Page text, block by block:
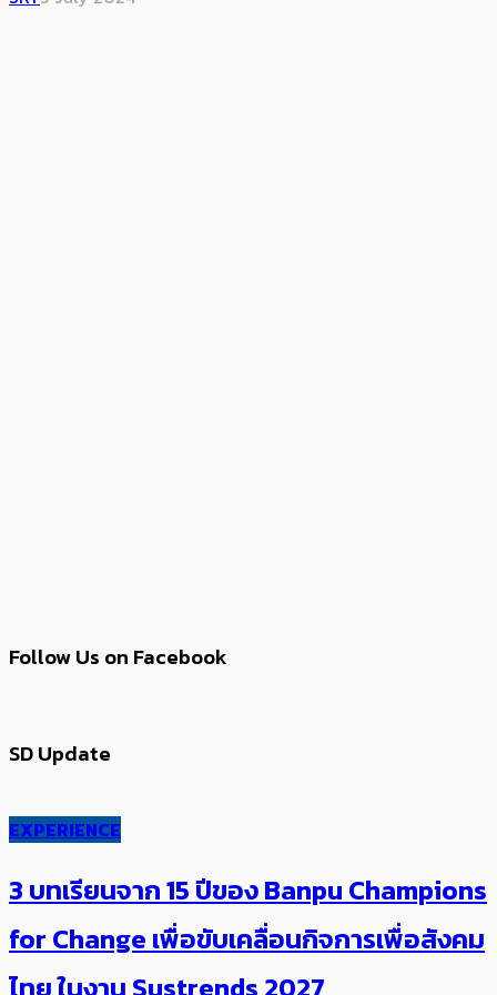
Follow Us on Facebook
SD Update
EXPERIENCE
3 บทเรียนจาก 15 ปีของ Banpu Champions
for Change เพื่อขับเคลื่อนกิจการเพื่อสังคม